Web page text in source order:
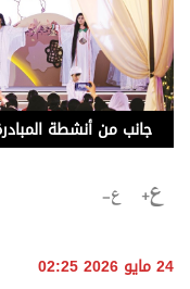
جانب من أنشطة
24 مايو 2026 02:25